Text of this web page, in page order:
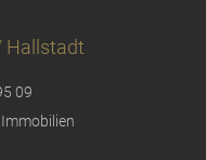
Hallstadt
09